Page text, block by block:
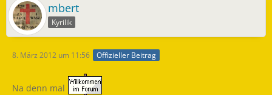
mbert
Kyrilik
8. März 2012 um 11:56 Offizieller Beitrag
Na denn mal